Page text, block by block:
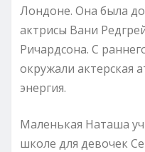
Лондоне. Она была
актрисы Вани
Ричардсона. С
окружали актерская
энергия.
Маленькая Наташа
школе для девочек